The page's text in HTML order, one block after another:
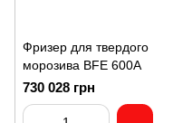
Фризер для твердого
морозива BFE 600A
730 028 грн